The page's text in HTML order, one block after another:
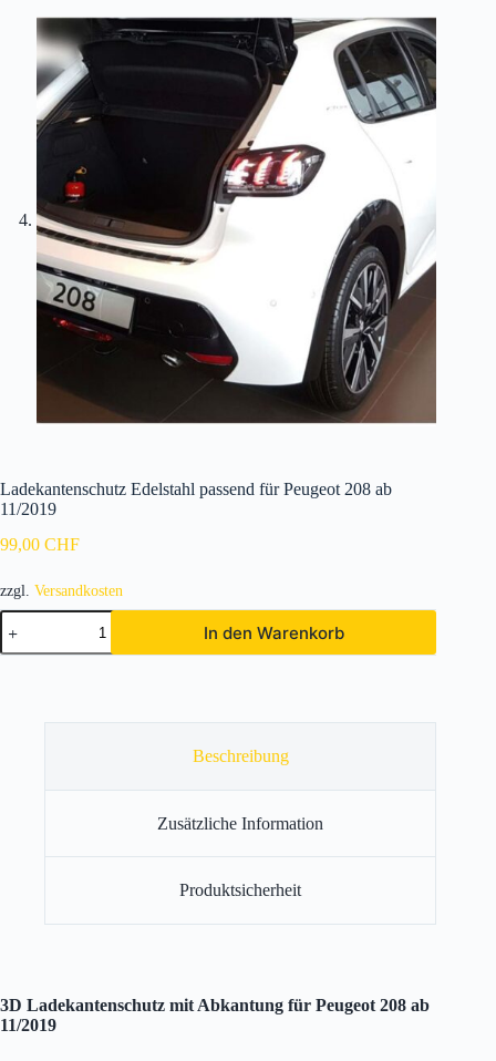
Ladekantenschutz Edelstahl passend für Peugeot 208 ab
11/2019
99,00 CHF
zzgl. Versandkosten
Ladekantenschutz
Edelstahl
passend
In den Warenkorb
Beschreibung
Zusätzliche Information
Produktsicherheit
3D Ladekantenschutz mit Abkantung für Peugeot 208 ab
11/2019